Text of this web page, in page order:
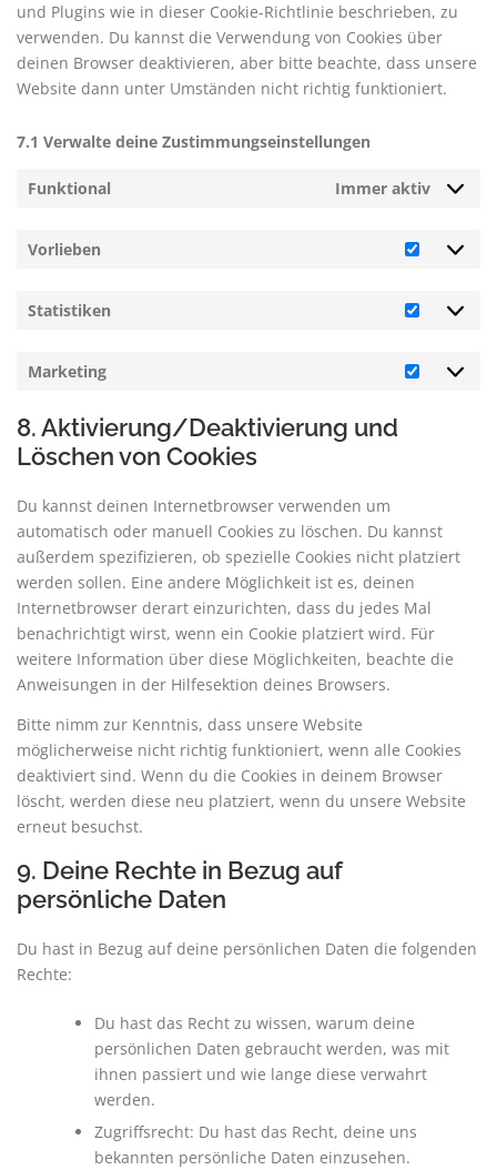
und Plugins wie in dieser Cookie-Richtlinie beschrieben, zu
verwenden. Du kannst die Verwendung von Cookies über
deinen Browser deaktivieren, aber bitte beachte, dass unsere
Website dann unter Umständen nicht richtig funktioniert.
7.1 Verwalte deine Zustimmungseinstellungen
Funktional Immer aktiv
Vorlieben
Statistiken
Marketing
8. Aktivierung/Deaktivierung und
Löschen von Cookies
Du kannst deinen Internetbrowser verwenden um
automatisch oder manuell Cookies zu löschen. Du kannst
außerdem spezifizieren, ob spezielle Cookies nicht platziert
werden sollen. Eine andere Möglichkeit ist es, deinen
Internetbrowser derart einzurichten, dass du jedes Mal
benachrichtigt wirst, wenn ein Cookie platziert wird. Für
weitere Information über diese Möglichkeiten, beachte die
Anweisungen in der Hilfesektion deines Browsers.
Bitte nimm zur Kenntnis, dass unsere Website
möglicherweise nicht richtig funktioniert, wenn alle Cookies
deaktiviert sind. Wenn du die Cookies in deinem Browser
löscht, werden diese neu platziert, wenn du unsere Website
erneut besuchst.
9. Deine Rechte in Bezug auf
persönliche Daten
Du hast in Bezug auf deine persönlichen Daten die folgenden
Rechte:
Du hast das Recht zu wissen, warum deine
persönlichen Daten gebraucht werden, was mit
ihnen passiert und wie lange diese verwahrt
werden.
Zugriffsrecht: Du hast das Recht, deine uns
bekannten persönliche Daten einzusehen.